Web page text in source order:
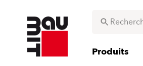
Produits